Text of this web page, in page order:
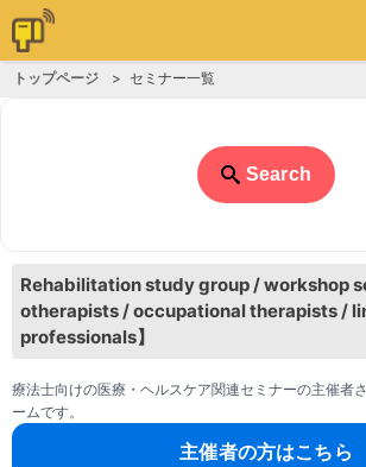
トップページ セミナー一覧
Search
Rehabilitation study group / workshop
otherapists / occupational therapists /
professionals】
療法士向けの医療・ヘルスケア関連セミナーの主催者
ームです。
主催者の方はこちら